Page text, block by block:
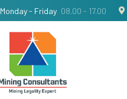
Monday - Friday 08.00 - 17.00